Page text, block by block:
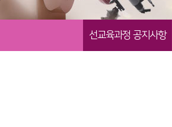
선교육과정 공지사항